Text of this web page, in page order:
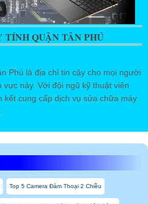
TÍNH QUẬN TÂN PHÚ
Phú là địa chỉ tin cậy cho mọi người
này. Với đội ngũ kỹ thuật viên
kết cung cấp dịch vụ sửa chữa máy
Top 5 Camera Đàm Thoại 2 Chiều